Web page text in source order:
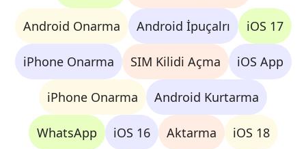
Android Onarma Android İpuçalrı iOS 17
iPhone Onarma SIM Kilidi Açma iOS App
iPhone Onarma Android Kurtarma
WhatsApp iOS 16 Aktarma iOS 18